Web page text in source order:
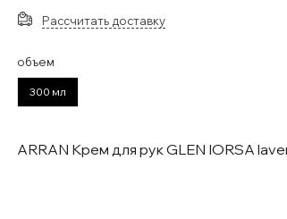
Рассчитать доставку
объем
300 мл
ARRAN Крем для рук GLEN IORSA